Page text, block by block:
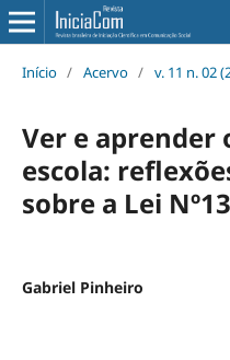
Início / Acervo / v. 11 n. 02
Ver e aprender
escola:
sobre a Lei
Gabriel Pinheiro